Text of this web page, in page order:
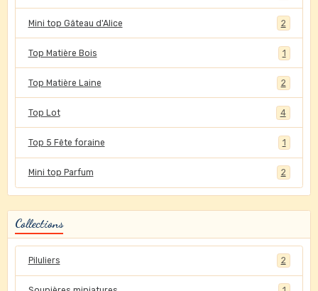
Mini top Gâteau d'Alice 2
Top Matière Bois 1
Top Matière Laine 2
Top Lot 4
Top 5 Fête foraine 1
Mini top Parfum 2
Collections
Piluliers 2